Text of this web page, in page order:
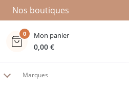
Nos boutiques
0 Mon panier
0,00 €
Marques